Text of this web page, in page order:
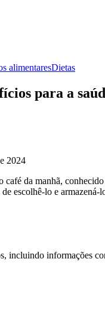
alimentaresDietas
para a
2024
da manhã,
escolhê-lo e armazená-
incluindo informações